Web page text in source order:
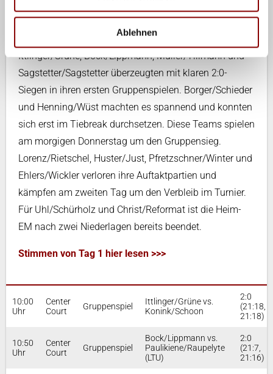
Ablehnen
19:00
Uhr
Court
2
Round of 24
vs. Bassereau/Aye, C.
(21:14,
Ittlinger/Grüne, Bock/Lippmann, Müller/Tillmann und
Sagstetter/Sagstetter überzeugten mit klaren 2:0-
Siegen in ihren ersten Gruppenspielen. Borger/Schieder
und Henning/Wüst machten es spannend und konnten
sich erst im Tiebreak durchsetzen. Diese Teams spielen
am morgigen Donnerstag um den Gruppensieg.
Lorenz/Rietschel, Huster/Just, Pfretzschner/Winter und
Ehlers/Wickler verloren ihre Auftaktpartien und
kämpfen am zweiten Tag um den Verbleib im Turnier.
Für Uhl/Schürholz und Christ/Reformat ist die Heim-
EM nach zwei Niederlagen bereits beendet.
Stimmen von Tag 1 hier lesen >>>
10:00
Uhr
Center
Court
Gruppenspiel
Ittlinger/Grüne vs.
Konink/Schoon
2:0
(21:18,
21:18)
10:50
Uhr
Center
Court
Gruppenspiel
Bock/Lippmann vs.
Paulikiene/Raupelyte
(LTU)
2:0
(21:7,
21:16)